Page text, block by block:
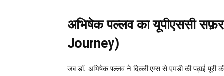
अभिषेक पल्लव का यूपीएससी
Journey)
जब डॉ. अभिषेक पल्लव ने दिल्ली एम्स से एमडी की पढ़ाई